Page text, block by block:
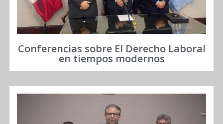
Conferencias sobre El Derecho Laboral
en tiempos modernos